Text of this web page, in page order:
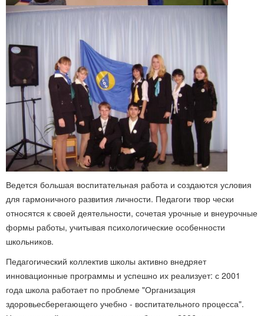
Ведется большая воспитательная работа и создаются условия
для гармоничного развития личности. Педагоги твор чески
относятся к своей деятельности, сочетая урочные и внеурочные
формы работы, учитывая психологические особенности
школьников.
Педагогический коллектив школы активно внедряет
инновационные программы и успешно их реализует: с 2001
года школа работает по проблеме "Организация
здоровьесберегающего учебно - воспитательного процесса".